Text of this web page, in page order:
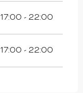
17:00 - 22:00
17:00 - 22:00